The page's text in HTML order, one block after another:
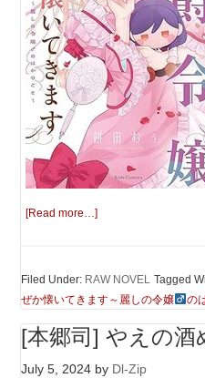
[Read more…]
Filed Under: RAW NOVEL Tagged
ぜか懐いてきます～麗しの令嬢
の
[本郷司] やえの酒
July 5, 2024 by Dl-Zip